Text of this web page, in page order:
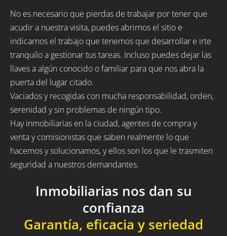
No es necesario que pierdas de trabajar por tener que
acudir a nuestra visita, puedes abrirnos el sitio e
indicarnos el trabajo que tenemos que desarrollar e irte
tranquilo a gestionar tus tareas. Incluso puedes dejar las
llaves a algún conocido o familiar para que nos abra la
puerta del lugar citado.
Vaciados y recogidas con mucha responsabilidad, orden,
serenidad y sin problemas de ningún tipo.
Hay inmobiliarias en la ciudad, agentes de compra y
venta y comisionistas que saben realmente lo que
hacemos y solucionamos, y ellos son los que le trasmiten
seguridad a nuestros demandantes.
Inmobiliarias nos dan su
confianza
Garantía, eficacia y seriedad